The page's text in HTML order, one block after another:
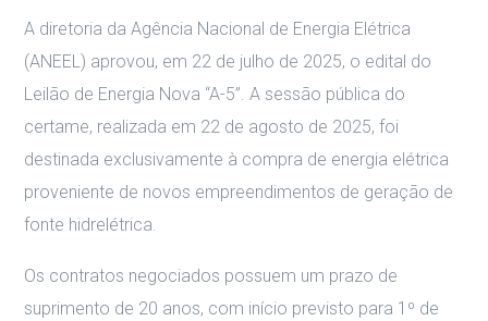
A diretoria da Agência Nacional de Energia Elétrica
(ANEEL) aprovou, em 22 de julho de 2025, o edital do
Leilão de Energia Nova “A-5”.A sessão pública do
certame, realizada em 22 de agosto de 2025, foi
destinada exclusivamente à compra de energia elétrica
proveniente de novos empreendimentos de geração de
fonte hidrelétrica.
Os contratos negociados possuem um prazo de
suprimento de 20 anos, com início previsto para 1º de